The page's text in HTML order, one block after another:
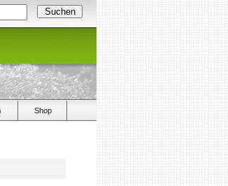
Shop